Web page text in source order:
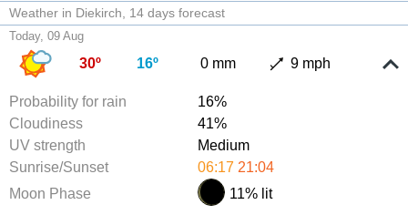
Weather in Diekirch 14 days forecast
Today, 09 Aug
30º 16º 0 mm 9 mph
Probability for rain
16%
Cloudiness
41%
UV strength
Medium
Sunrise/Sunset
06:17 21:04
Moon Phase
11% lit